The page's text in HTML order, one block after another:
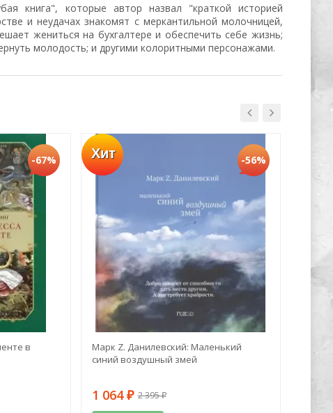
книга", которые автор назвал "краткой историей
и неудачах знакомят с меркантильной молочницей,
жениться на бухгалтере и обеспечить себе жизнь;
молодость; и другими колоритными персонажами.
-67%
в
Хит -56%
Марк Z. Данилевский: Маленький
синий воздушный змей
1 064 ₽ 2 395₽